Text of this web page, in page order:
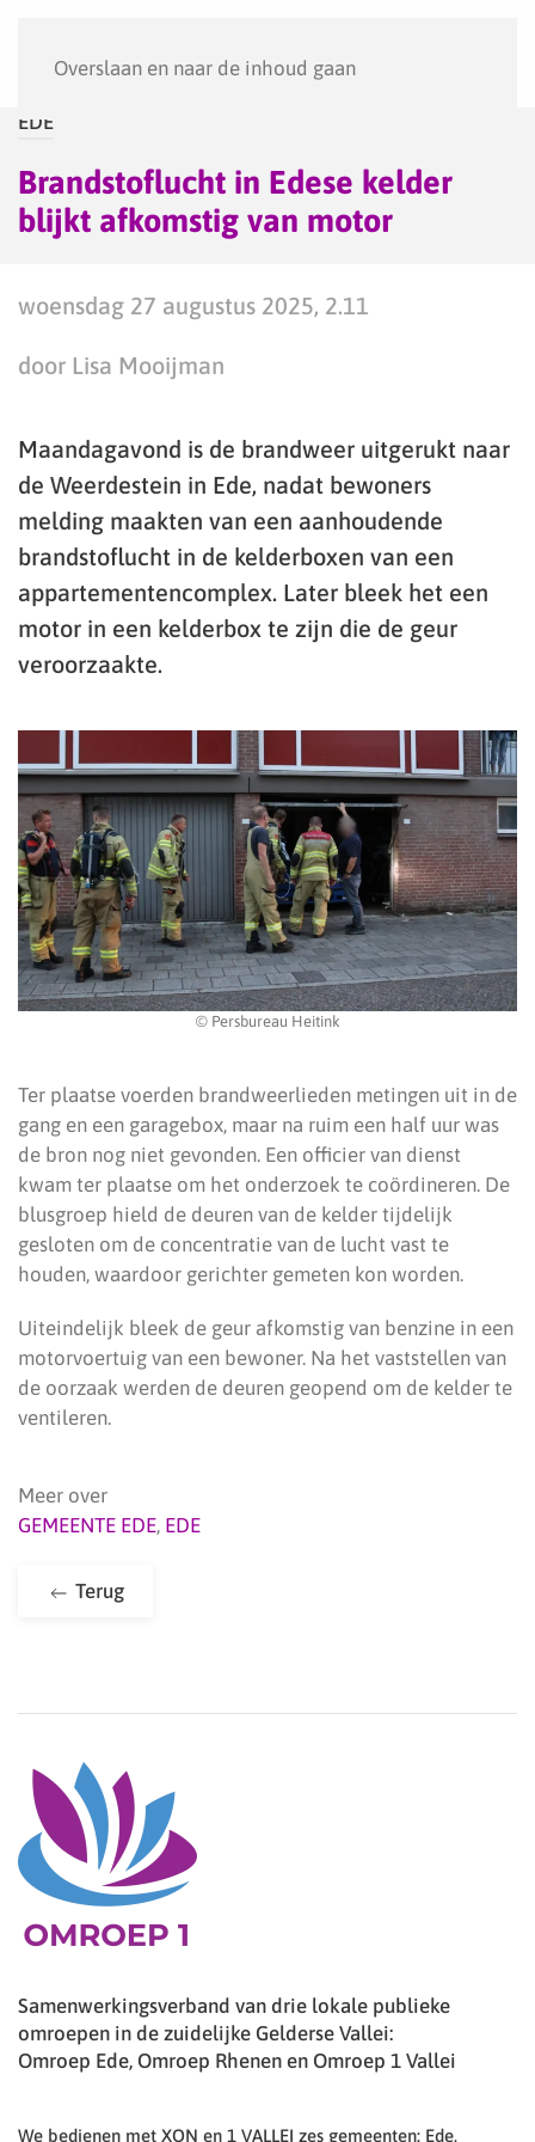
Overslaan en naar de inhoud gaan
EDE
Brandstoflucht in Edese kelder
blijkt afkomstig van motor
woensdag 27 augustus 2025, 2.11
door Lisa Mooijman
Maandagavond is de brandweer uitgerukt naar
de Weerdestein in Ede, nadat bewoners
melding maakten van een aanhoudende
brandstoflucht in de kelderboxen van een
appartementencomplex. Later bleek het een
motor in een kelderbox te zijn die de geur
veroorzaakte.
© Persbureau Heitink
Ter plaatse voerden brandweerlieden metingen uit in de
gang en een garagebox, maar na ruim een half uur was
de bron nog niet gevonden. Een officier van dienst
kwam ter plaatse om het onderzoek te coördineren. De
blusgroep hield de deuren van de kelder tijdelijk
gesloten om de concentratie van de lucht vast te
houden, waardoor gerichter gemeten kon worden.
Uiteindelijk bleek de geur afkomstig van benzine in een
motorvoertuig van een bewoner. Na het vaststellen van
de oorzaak werden de deuren geopend om de kelder te
ventileren.
Meer over
GEMEENTE EDE, EDE
Terug
Samenwerkingsverband van drie lokale publieke
omroepen in de zuidelijke Gelderse Vallei:
Omroep Ede, Omroep Rhenen en Omroep 1 Vallei
We bedienen met XON en 1 VALLEI zes gemeenten: Ede,